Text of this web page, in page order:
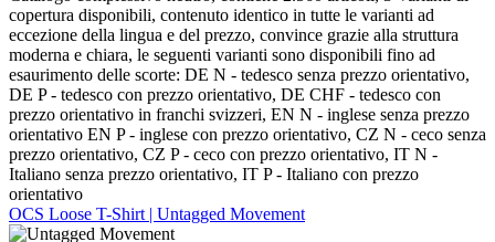
copertura disponibili, contenuto identico in tutte le varianti ad
eccezione della lingua e del prezzo, convince grazie alla struttura
moderna e chiara, le seguenti varianti sono disponibili fino ad
esaurimento delle scorte: DE N - tedesco senza prezzo orientativo,
DE P - tedesco con prezzo orientativo, DE CHF - tedesco con
prezzo orientativo in franchi svizzeri, EN N - inglese senza prezzo
orientativo EN P - inglese con prezzo orientativo, CZ N - ceco senza
prezzo orientativo, CZ P - ceco con prezzo orientativo, IT N -
Italiano senza prezzo orientativo, IT P - Italiano con prezzo
orientativo
OCS Loose T-Shirt | Untagged Movement